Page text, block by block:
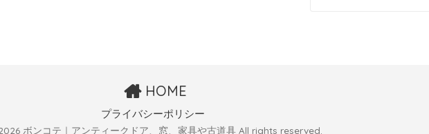
HOME
プライバシーポリシー
ボンコテ｜アンティークドア、窓、家具や古道具 All rights reserved.